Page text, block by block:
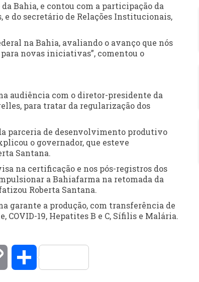
Bahia, e contou com a participação da
do secretário de Relações Institucionais,
na Bahia, avaliando o avanço que nós
para novas iniciativas”, comentou o
audiência com o diretor-presidente da
para tratar da regularização dos
parceria de desenvolvimento produtivo
o governador, que esteve
Santana.
na certificação e nos pós-registros dos
a Bahiafarma na retomada da
Roberta Santana.
garante a produção, com transferência de
COVID-19, Hepatites B e C, Sífilis e Malária.
Copy Compartilhar